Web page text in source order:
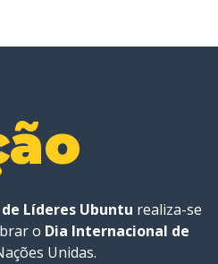
Líderes Ubuntu realiza-se
o Dia Internacional de
Unidas.